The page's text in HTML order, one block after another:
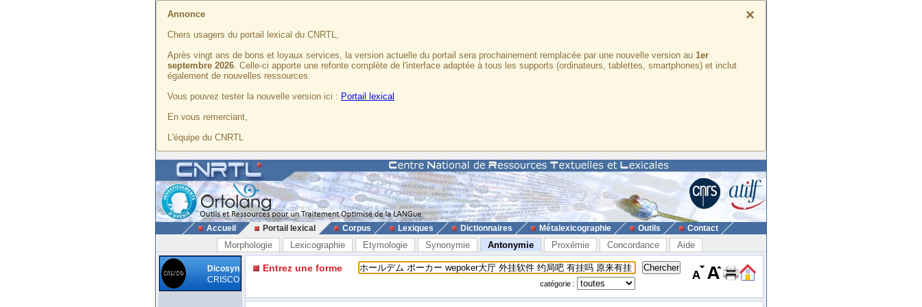
×
Annonce
Chers usagers du portail lexical du CNRTL,
Après vingt ans de bons et loyaux services, la version actuelle du portail sera prochainement remplacée par une nouvelle version au 1er
septembre 2026. Celle-ci apporte une refonte complète de l'interface adaptée à tous les supports (ordinateurs, tablettes, smartphones) et inclut
également de nouvelles ressources.
Vous pouvez tester la nouvelle version ici : Portail lexical
En vous remerciant,
L'équipe du CNRTL
Accueil Portail lexical Corpus Lexiques Dictionnaires Métalexicographie Outils Contact
Morphologie Lexicographie Etymologie Synonymie Antonymie Proxémie Concordance Aide
Dicosyn
CRISCO
Entrez une forme
catégorie :